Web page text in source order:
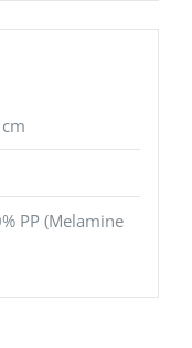
PP (Melamine